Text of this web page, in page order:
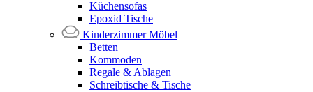
Küchensofas
Epoxid Tische
Kinderzimmer Möbel
Betten
Kommoden
Regale & Ablagen
Schreibtische & Tische